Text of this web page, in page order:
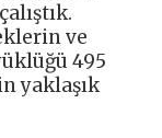
ve
495
yaklaşık